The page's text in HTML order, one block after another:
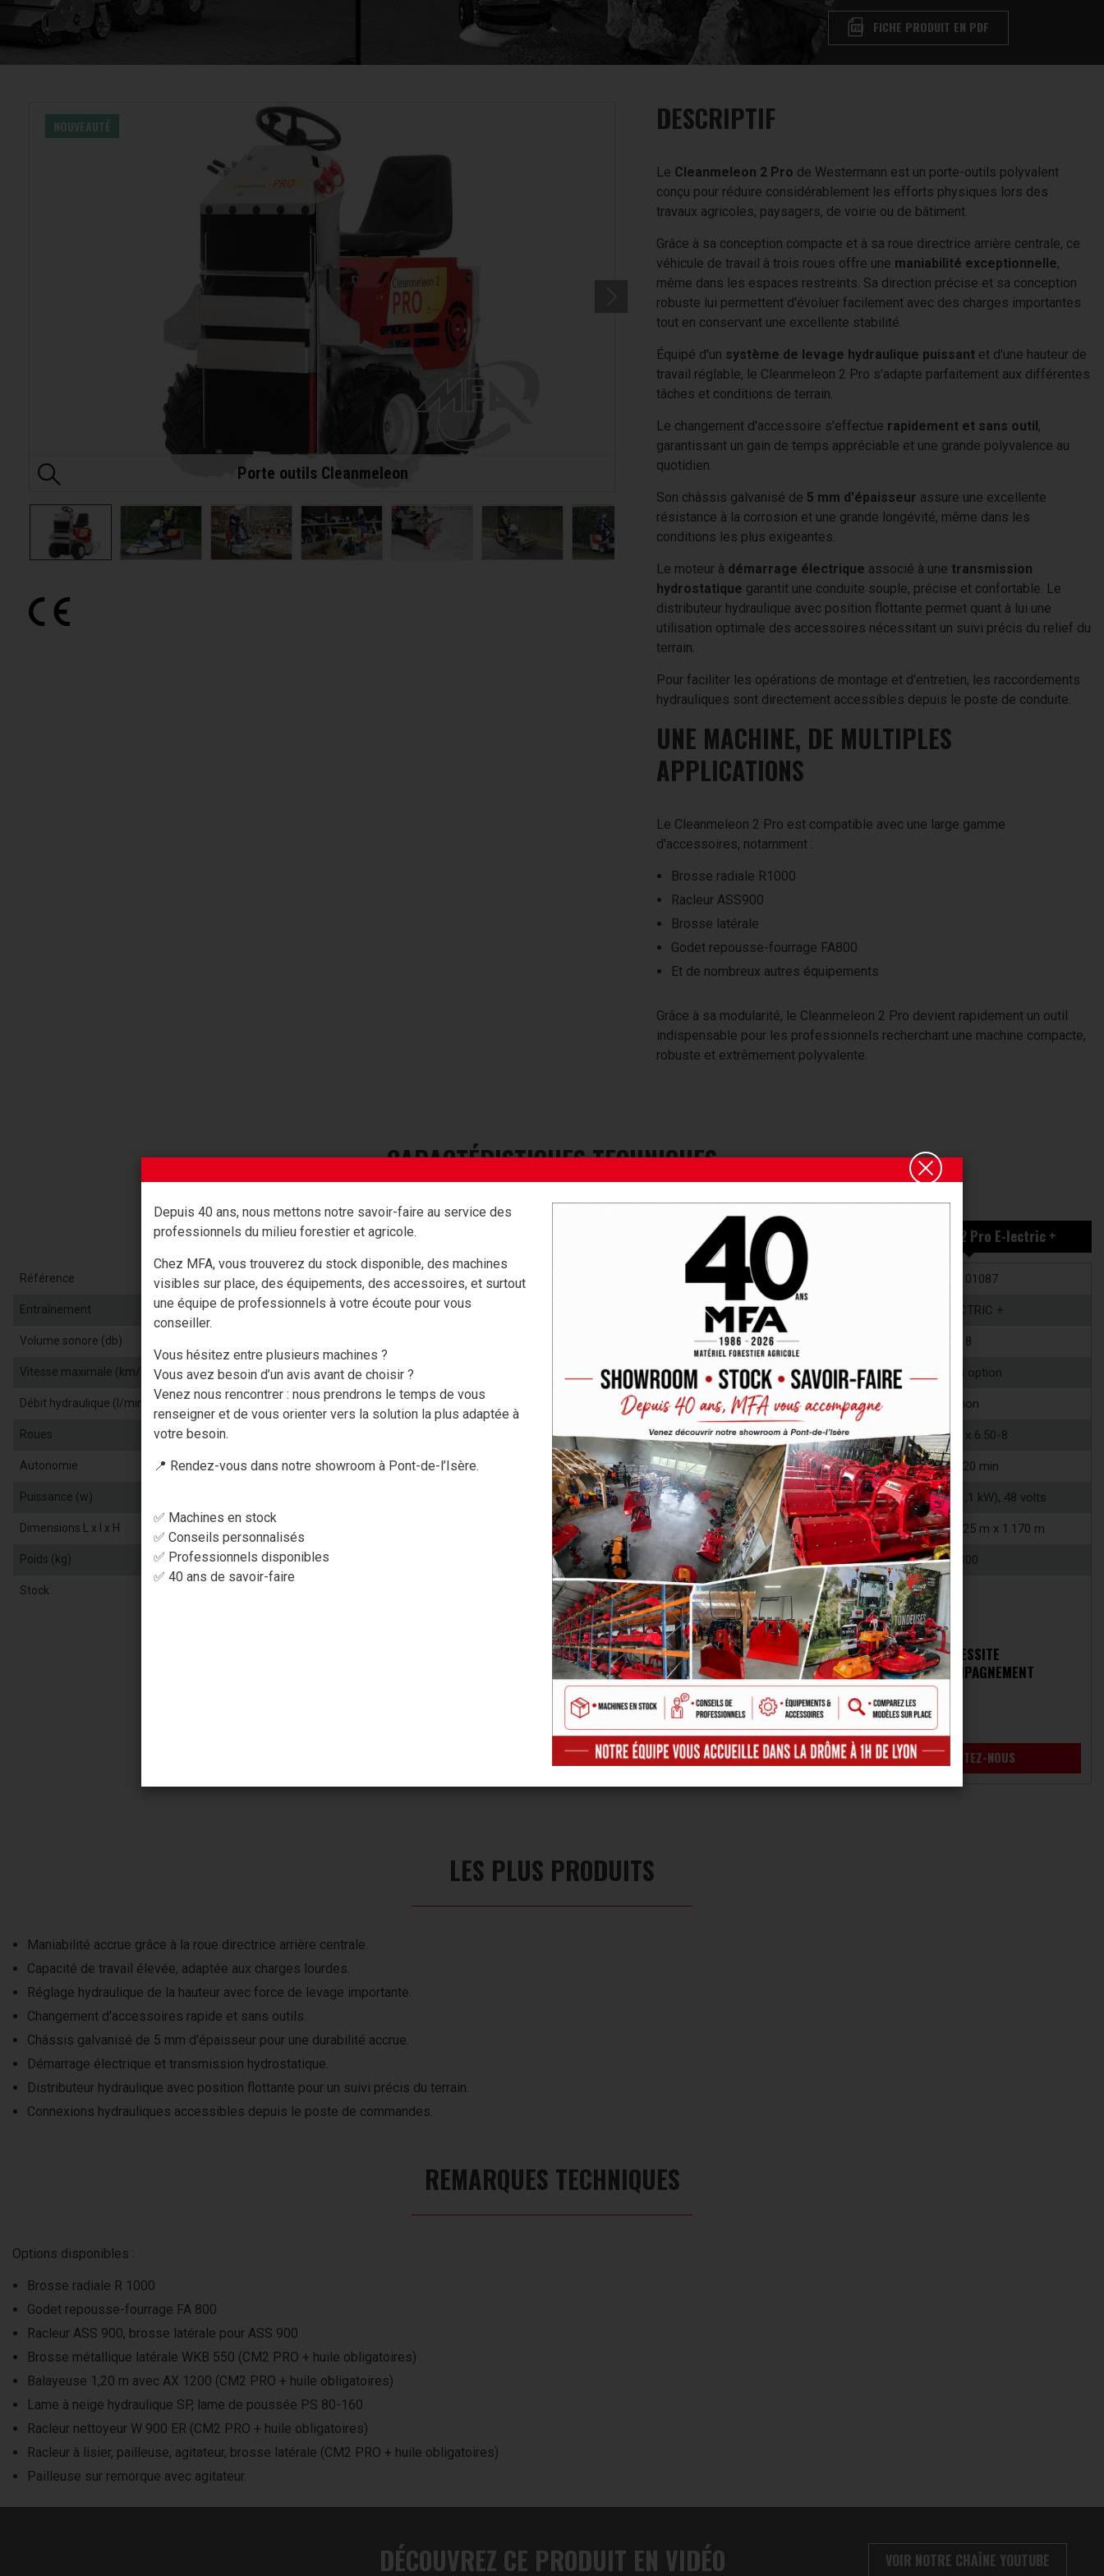
FICHE PRODUIT EN PDF
NOUVEAUTÉ
Porte outils Cleanmeleon
DESCRIPTIF
Le Cleanmeleon 2 Pro de Westermann est un porte-outils polyvalent
conçu pour réduire considérablement les efforts physiques lors des
travaux agricoles, paysagers, de voirie ou de bâtiment.
Grâce à sa conception compacte et à sa roue directrice arrière centrale, ce
véhicule de travail à trois roues offre une maniabilité exceptionnelle,
même dans les espaces restreints. Sa direction précise et sa conception
robuste lui permettent d'évoluer facilement avec des charges importantes
tout en conservant une excellente stabilité.
Équipé d'un système de levage hydraulique puissant et d'une hauteur de
travail réglable, le Cleanmeleon 2 Pro s'adapte parfaitement aux différentes
tâches et conditions de terrain.
Le changement d'accessoire s'effectue rapidement et sans outil,
garantissant un gain de temps appréciable et une grande polyvalence au
quotidien.
Son châssis galvanisé de 5 mm d'épaisseur assure une excellente
résistance à la corrosion et une grande longévité, même dans les
conditions les plus exigeantes.
Le moteur à démarrage électrique associé à une transmission
hydrostatique garantit une conduite souple, précise et confortable. Le
distributeur hydraulique avec position flottante permet quant à lui une
utilisation optimale des accessoires nécessitant un suivi précis du relief du
terrain.
Pour faciliter les opérations de montage et d'entretien, les raccordements
hydrauliques sont directement accessibles depuis le poste de conduite.
UNE MACHINE, DE MULTIPLES
APPLICATIONS
Le Cleanmeleon 2 Pro est compatible avec une large gamme
d'accessoires, notamment :
Brosse radiale R1000
Racleur ASS900
Brosse latérale
Godet repousse-fourrage FA800
Et de nombreux autres équipements
Grâce à sa modularité, le Cleanmeleon 2 Pro devient rapidement un outil
indispensable pour les professionnels recherchant une machine compacte,
robuste et extrêmement polyvalente.
CARACTÉRISTIQUES TECHNIQUES
Référence
Entraînement
Volume sonore (db)
Vitesse maximale (km/h)
Débit hydraulique (l/min)
Roues
Autonomie
Puissance (w)
Dimensions L x l x H
Poids (kg)
Stock
CM 2 + ASS900
756101083
Honda GXV 390
Non
13 CV
Cleanmeleon 2 Pro
756101030
HONDA GXV390
82
10
18
AS tires 16x6.50-8
13 CV
0.773 m x 0.935 m x 1.155 m
295
NÉCESSITE
UN ACCOMPAGNEMENT
CONTACTEZ-NOUS
Cleanmeleon 2 Pro E-lectric +
756101087
E-LECTRIC +
8
selon option
non
AS 16 x 6.50-8
60/120 min
1100 watts (1,1 kW), 48 volts
1.500 m x 0.825 m x 1.170 m
300
NÉCESSITE
UN ACCOMPAGNEMENT
CONTACTEZ-NOUS
LES PLUS PRODUITS
Maniabilité accrue grâce à la roue directrice arrière centrale.
Capacité de travail élevée, adaptée aux charges lourdes.
Réglage hydraulique de la hauteur avec force de levage importante.
Changement d'accessoires rapide et sans outils.
Châssis galvanisé de 5 mm d'épaisseur pour une durabilité accrue.
Démarrage électrique et transmission hydrostatique.
Distributeur hydraulique avec position flottante pour un suivi précis du terrain.
Connexions hydrauliques accessibles depuis le poste de commandes.
REMARQUES TECHNIQUES
Options disponibles :
Brosse radiale R 1000
Godet repousse-fourrage FA 800
Racleur ASS 900, brosse latérale pour ASS 900
Brosse métallique latérale WKB 550 (CM2 PRO + huile obligatoires)
Balayeuse 1,20 m avec AX 1200 (CM2 PRO + huile obligatoires)
Lame à neige hydraulique SP, lame de poussée PS 80-160
Racleur nettoyeur W 900 ER (CM2 PRO + huile obligatoires)
Racleur à lisier, pailleuse, agitateur, brosse latérale (CM2 PRO + huile obligatoires)
Pailleuse sur remorque avec agitateur.
DÉCOUVREZ CE PRODUIT EN VIDÉO VOIR NOTRE CHAÎNE YOUTUBE
Depuis 40 ans, nous mettons notre savoir-faire au service des
professionnels du milieu forestier et agricole.
Chez MFA, vous trouverez du stock disponible, des machines
visibles sur place, des équipements, des accessoires, et surtout
une équipe de professionnels à votre écoute pour vous
conseiller.
Vous hésitez entre plusieurs machines ?
Vous avez besoin d’un avis avant de choisir ?
Venez nous rencontrer : nous prendrons le temps de vous
renseigner et de vous orienter vers la solution la plus adaptée à
votre besoin.
📍 Rendez-vous dans notre showroom à Pont-de-l’Isère.
✅ Machines en stock
✅ Conseils personnalisés
✅ Professionnels disponibles
✅ 40 ans de savoir-faire